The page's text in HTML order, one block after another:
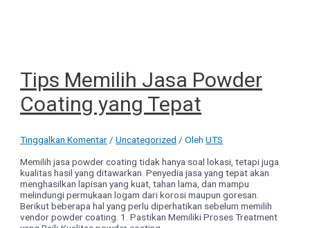
Tips Memilih Jasa Powder
Coating yang Tepat
Tinggalkan Komentar /Uncategorized / OlehUTS
Memilih jasa powder coating tidak hanya soal lokasi, tetapi juga
kualitas hasil yang ditawarkan. Penyedia jasa yang tepat akan
menghasilkan lapisan yang kuat, tahan lama, dan mampu
melindungi permukaan logam dari korosi maupun goresan.
Berikut beberapa hal yang perlu diperhatikan sebelum memilih
vendor powder coating. 1. Pastikan Memiliki Proses Treatment